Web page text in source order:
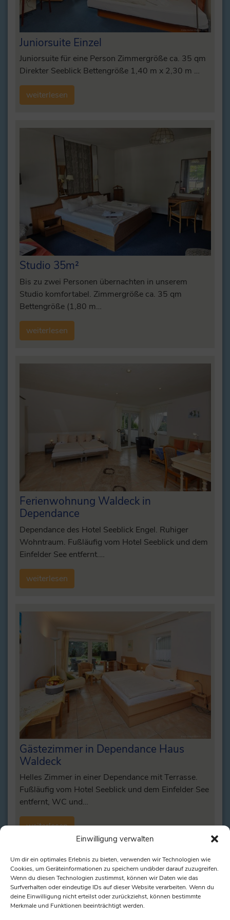
Einwilligung verwalten
Um dir ein optimales Erlebnis zu bieten, verwenden wir Technologien wie
Cookies, um Geräteinformationen zu speichern und/oder darauf zuzugreifen.
Wenn du diesen Technologien zustimmst, können wir Daten wie das
Surfverhalten oder eindeutige IDs auf dieser Website verarbeiten. Wenn du
deine Einwilligung nicht erteilst oder zurückziehst, können bestimmte
Merkmale und Funktionen beeinträchtigt werden.
Juniorsuite Einzel
Juniorsuite für eine Person Zimmergröße ca. 35 qm
Direkter Seeblick Bettengröße 1,40 m x 2,30 m …
weiterlesen
Studio 35m²
Bis zu zwei Personen übernachten in unserem
Studio komfortabel. Zimmergröße ca. 35 qm
Bettengröße (1,80 m…
weiterlesen
Ferienwohnung Waldeck in
Dependance
Dependance des Hotel Seeblick Engel. Ruhiger
Wohntraum. Fußläufig vom Hotel Seeblick und dem
Einfelder See entfernt.…
weiterlesen
Gästezimmer in Dependance Haus
Waldeck
Helles Zimmer in einer Dependance mit Terrasse.
Fußläufig vom Hotel Seeblick und dem Einfelder See
entfernt, WC und…
weiterlesen